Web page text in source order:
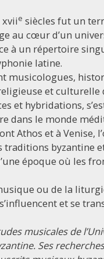
e siècles fut un
au cœur d’un
à un répertoire
latine.
musicologues,
et culturelle
et hybridations,
dans le monde
Athos et à Venise,
byzantine
époque où les
ou de la
et se
musicales de
Ses